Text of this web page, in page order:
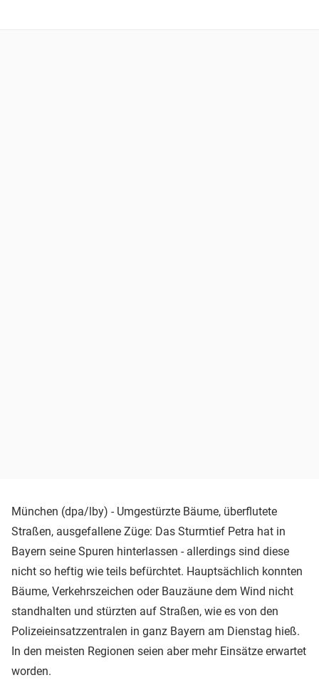
München (dpa/lby) - Umgestürzte Bäume, überflutete
Straßen, ausgefallene Züge: Das Sturmtief Petra hat in
Bayern seine Spuren hinterlassen - allerdings sind diese
nicht so heftig wie teils befürchtet. Hauptsächlich konnten
Bäume, Verkehrszeichen oder Bauzäune dem Wind nicht
standhalten und stürzten auf Straßen, wie es von den
Polizeieinsatzzentralen in ganz Bayern am Dienstag hieß.
In den meisten Regionen seien aber mehr Einsätze erwartet
worden.